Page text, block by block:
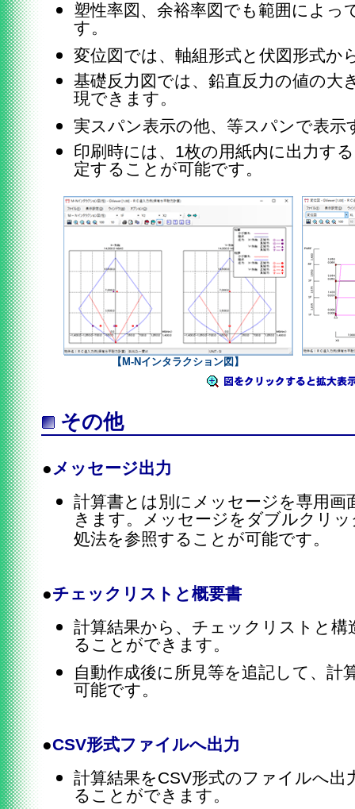
塑性率図、余裕率図でも範囲によっ
す。
変位図では、軸組形式と伏図形式か
基礎反力図では、鉛直反力の値の大
現できます。
実スパン表示の他、等スパンで表示
印刷時には、1枚の用紙内に出力す
定することが可能です。
【M-Nインタラクション図】
その他
● メッセージ出力
計算書とは別にメッセージを専用
きます。メッセージをダブルクリ
処法を参照することが可能です。
●チェックリストと概要書
計算結果から、チェックリストと構
ることができます。
自動作成後に所見等を追記して、計
可能です。
●CSV形式ファイルへ出力
計算結果をCSV形式のファイルへ出
ることができます。